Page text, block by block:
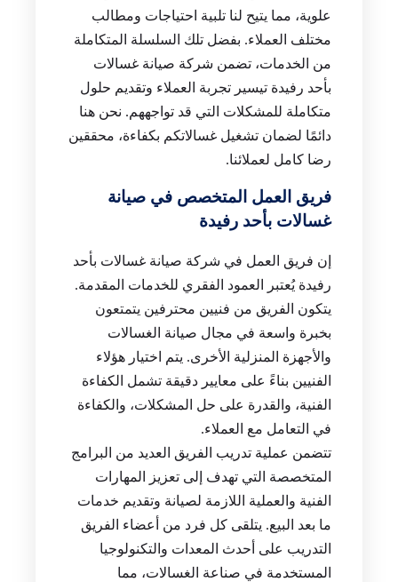
علوية، مما يتيح لنا تلبية احتياجات ومطالب
مختلف العملاء. بفضل تلك السلسلة المتكاملة
من الخدمات، تضمن شركة صيانة غسالات
بأحد رفيدة تيسير تجربة العملاء وتقديم حلول
متكاملة للمشكلات التي قد تواجههم. نحن هنا
دائمًا لضمان تشغيل غسالاتكم بكفاءة، محققين
رضا كامل لعملائنا.
فريق العمل المتخصص في صيانة
غسالات بأحد رفيدة
إن فريق العمل في شركة صيانة غسالات بأحد
رفيدة يُعتبر العمود الفقري للخدمات المقدمة.
يتكون الفريق من فنيين محترفين يتمتعون
بخبرة واسعة في مجال صيانة الغسالات
والأجهزة المنزلية الأخرى. يتم اختيار هؤلاء
الفنيين بناءً على معايير دقيقة تشمل الكفاءة
الفنية، والقدرة على حل المشكلات، والكفاءة
في التعامل مع العملاء.
تتضمن عملية تدريب الفريق العديد من البرامج
المتخصصة التي تهدف إلى تعزيز المهارات
الفنية والعملية اللازمة لصيانة وتقديم خدمات
ما بعد البيع. يتلقى كل فرد من أعضاء الفريق
التدريب على أحدث المعدات والتكنولوجيا
المستخدمة في صناعة الغسالات، مما